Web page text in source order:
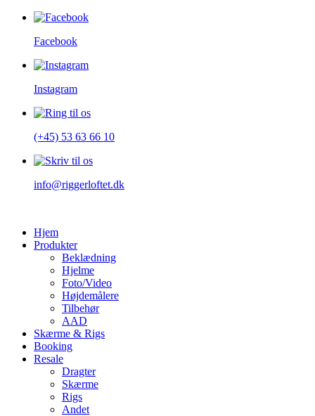
Facebook
Instagram
(+45) 53 63 66 10
info@riggerloftet.dk
Hjem
Produkter
Beklædning
Hjelme
Foto/Video
Højdemålere
Tilbehør
AAD
Skærme & Rigs
Booking
Resale
Dragter
Skærme
Rigs
Andet